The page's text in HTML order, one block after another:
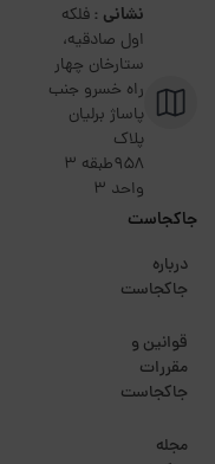
نشانی :فلکه
اول صادقیه،
ستارخان چهار
راه خسرو جنب
پاساژ برلیان
پلاک
۹۵۸طبقه 3
واحد 3
جاکجاست
درباره
جاکجاست
قوانین و
مقررات
جاکجاست
مجله